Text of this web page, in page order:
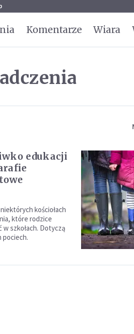
Komentarze Wiara
edukacji
kościołach
które rodzice
w szkołach. Dotyczą
pociech.